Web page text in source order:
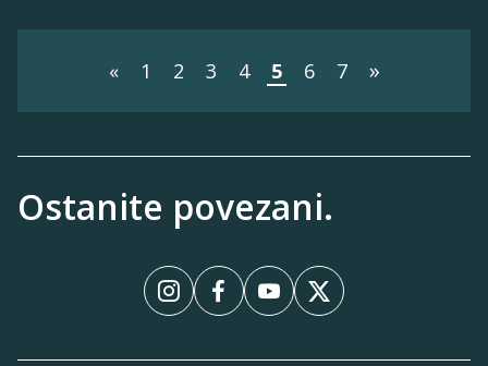
« 1 2 3 4 5 6 7 »
Ostanite povezani.
InstagramInstagram
FacebookFacebook
YouTubeYouTube
XX